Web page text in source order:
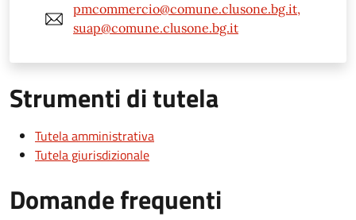
pmcommercio@comune.clusone.bg.it,
suap@comune.clusone.bg.it
Strumenti di tutela
Tutela amministrativa
Tutela giurisdizionale
Domande frequenti